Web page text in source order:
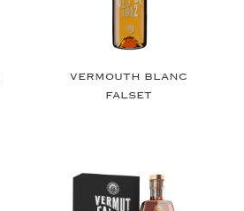
VERMOUTH BLANC
FALSET